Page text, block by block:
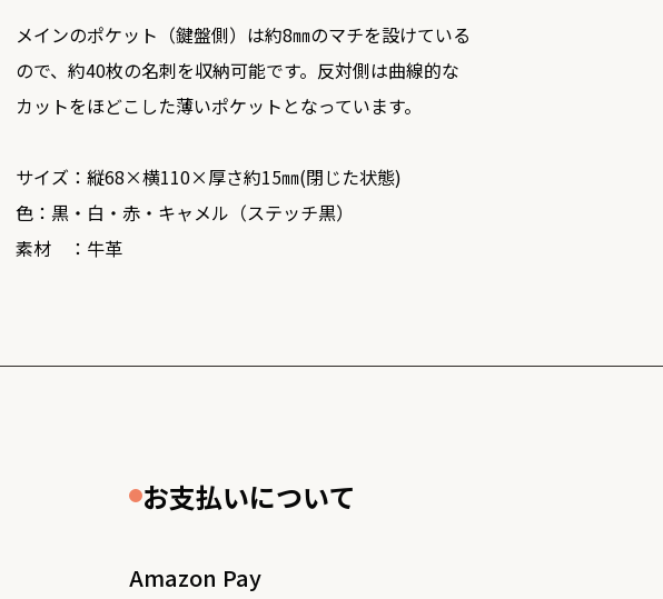
メインのポケット（鍵盤側）は約8㎜のマチを設けている
ので、約40枚の名刺を収納可能です。反対側は曲線的な
カットをほどこした薄いポケットとなっています。
サイズ：縦68×横110×厚さ約15㎜(閉じた状態)
色：黒・白・赤・キャメル（ステッチ黒）
素材 ：牛革
お支払いについて
Amazon Pay